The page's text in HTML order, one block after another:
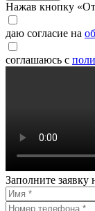
Нажав кнопку
даю согласие на
соглашаюсь с
Заполните заявку